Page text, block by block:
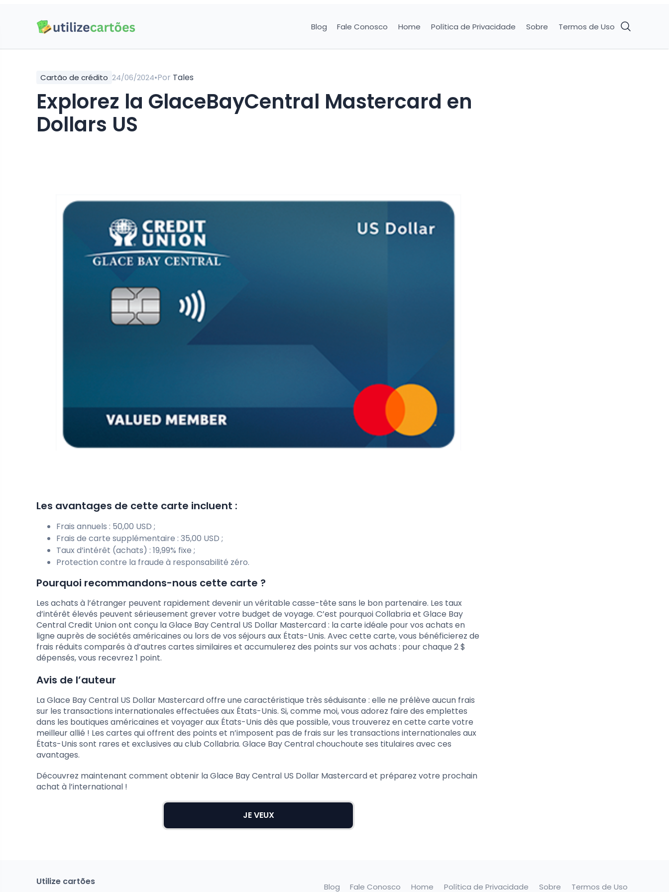
Blog Fale Conosco Home Política de Privacidade Sobre Termos de Uso
Cartão de crédito 24/06/2024•Por Tales
Explorez la GlaceBayCentral Mastercard en
Dollars US
Les avantages de cette carte incluent :
Frais annuels : 50,00 USD ;
Frais de carte supplémentaire : 35,00 USD ;
Taux d’intérêt (achats) : 19,99% fixe ;
Protection contre la fraude à responsabilité zéro.
Pourquoi recommandons-nous cette carte ?
Les achats à l’étranger peuvent rapidement devenir un véritable casse-tête sans le bon partenaire. Les taux
d’intérêt élevés peuvent sérieusement grever votre budget de voyage. C’est pourquoi Collabria et Glace Bay
Central Credit Union ont conçu la Glace Bay Central US Dollar Mastercard : la carte idéale pour vos achats en
ligne auprès de sociétés américaines ou lors de vos séjours aux États-Unis. Avec cette carte, vous bénéficierez de
frais réduits comparés à d’autres cartes similaires et accumulerez des points sur vos achats : pour chaque 2 $
dépensés, vous recevrez 1 point.
Avis de l’auteur
La Glace Bay Central US Dollar Mastercard offre une caractéristique très séduisante : elle ne prélève aucun frais
sur les transactions internationales effectuées aux États-Unis. Si, comme moi, vous adorez faire des emplettes
dans les boutiques américaines et voyager aux États-Unis dès que possible, vous trouverez en cette carte votre
meilleur allié ! Les cartes qui offrent des points et n’imposent pas de frais sur les transactions internationales aux
États-Unis sont rares et exclusives au club Collabria. Glace Bay Central chouchoute ses titulaires avec ces
avantages.
Découvrez maintenant comment obtenir la Glace Bay Central US Dollar Mastercard et préparez votre prochain
achat à l’international !
JE VEUX
Utilize cartões Blog Fale Conosco Home Política de Privacidade Sobre Termos de Uso